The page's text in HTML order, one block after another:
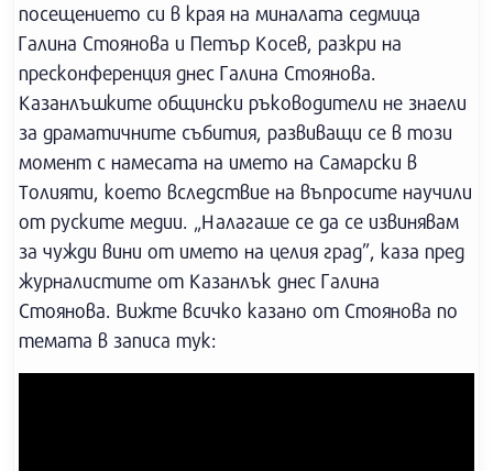
посещението си в края на миналата седмица
Галина Стоянова и Петър Косев, разкри на
пресконференция днес Галина Стоянова.
Казанлъшките общински ръководители не знаели
за драматичните събития, развиващи се в този
момент с намесата на името на Самарски в
Толияти, което вследствие на въпросите научили
от руските медии. „Налагаше се да се извинявам
за чужди вини от името на целия град”, каза пред
журналистите от Казанлък днес Галина
Стоянова. Вижте всичко казано от Стоянова по
темата в записа тук: